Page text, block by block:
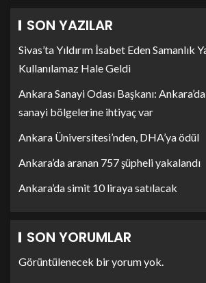
SON YAZILAR
Sivas’ta Yıldırım İsabet Eden Samanlık
Kullanılamaz Hale Geldi
Ankara Sanayi Odası Başkanı:
sanayi bölgelerine ihtiyaç var
Ankara Üniversitesi’nden, DHA’ya ödül
Ankara’da aranan 757 şüpheli yakalandı
Ankara’da simit 10 liraya satılacak
SON YORUMLAR
Görüntülenecek bir yorum yok.